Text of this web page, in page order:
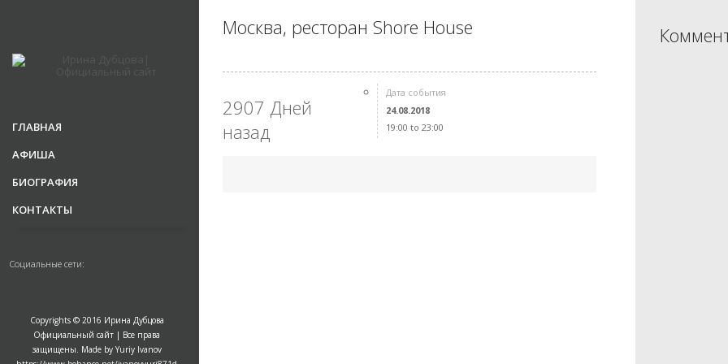
ГЛАВНАЯ
АФИША
БИОГРАФИЯ
КОНТАКТЫ
Социальные сети:
Copyrights © 2016 Ирина Дубцова
Официальный сайт | Все права
защищены. Made by Yuriy Ivanov
Москва, ресторан Shore House
2907 Дней
назад
Дата события
24.08.2018
19:00 to 23:00